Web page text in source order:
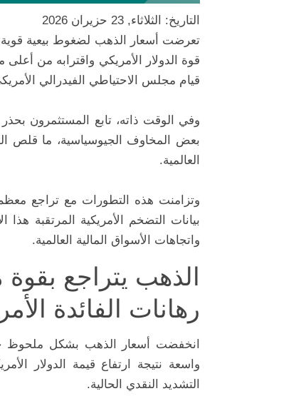
التاريخ: الثلاثاء, 23 حزيران 2026
قوة الدولار الأمريكي واقترابه من
قيام مجلس الاحتياطي الفيدرالي
وفي الوقت ذاته، تابع المستثمرون
بعض المخاوف الجيوسياسية، ما قلص
العالمية.
وتزامنت هذه التطورات مع تراجع معظم
بيانات التضخم الأمريكية المرتقبة هذا
واتجاهات الأسواق المالية العالمية.
الذهب يتراجع بقوة
رهانات الفائدة
انخفضت أسعار الذهب بشكل ملحوظ
واسعة نتيجة ارتفاع قيمة الدولار
التشديد النقدي الحالية.